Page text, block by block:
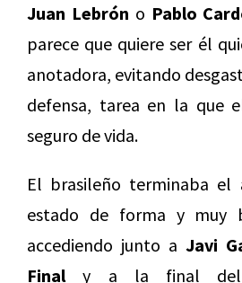
Juan Lebrón o Pablo
parece que quiere ser él
anotadora, evitando
defensa, tarea en la que
seguro de vida.
El brasileño terminaba el
estado de forma y muy
accediendo junto a Javi
Finaly a la final